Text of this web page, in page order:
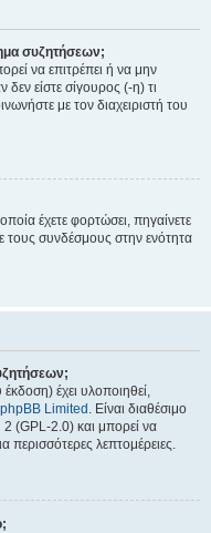
συζητήσεων;
να επιτρέπει ή να μην
είστε σίγουρος (-η) τι
με τον διαχειριστή του
έχετε φορτώσει, πηγαίνετε
τους συνδέσμους στην ενότητα
έχει υλοποιηθεί,
phpBB Limited . Είναι διαθέσιμο
(GPL-2.0) και μπορεί να
περισσότερες λεπτομέρειες.